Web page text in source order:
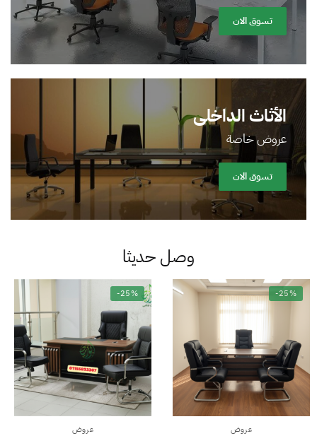
تسوق الان
الأثاث الداخلى
عروض خاصة
تسوق الان
وصل حديثا
-25%
عروض
-25%
عروض